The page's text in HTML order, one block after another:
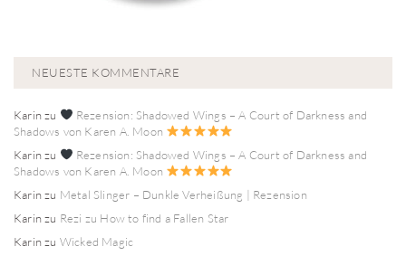
NEUESTE KOMMENTARE
Karinzu
Rezension: Shadowed Wings – A Court of Darkness and
Shadows von Karen A. Moon
Karinzu
Rezension: Shadowed Wings – A Court of Darkness and
Shadows von Karen A. Moon
Karinzu Metal Slinger – Dunkle Verheißung | Rezension
Karinzu Rezi zu How to find a Fallen Star
Karinzu Wicked Magic